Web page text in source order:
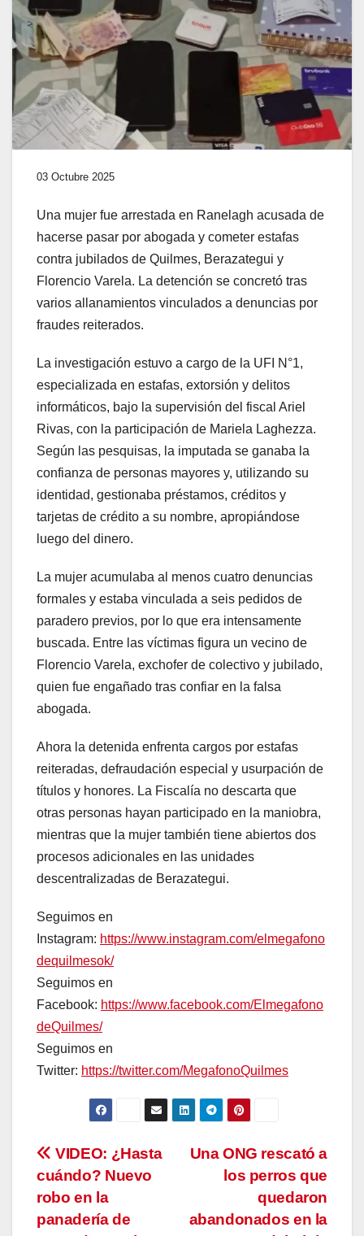
03 Octubre 2025
Una mujer fue arrestada en Ranelagh acusada de
hacerse pasar por abogada y cometer estafas
contra jubilados de Quilmes, Berazategui y
Florencio Varela. La detención se concretó tras
varios allanamientos vinculados a denuncias por
fraudes reiterados.
La investigación estuvo a cargo de la UFI N°1,
especializada en estafas, extorsión y delitos
informáticos, bajo la supervisión del fiscal Ariel
Rivas, con la participación de Mariela Laghezza.
Según las pesquisas, la imputada se ganaba la
confianza de personas mayores y, utilizando su
identidad, gestionaba préstamos, créditos y
tarjetas de crédito a su nombre, apropiándose
luego del dinero.
La mujer acumulaba al menos cuatro denuncias
formales y estaba vinculada a seis pedidos de
paradero previos, por lo que era intensamente
buscada. Entre las víctimas figura un vecino de
Florencio Varela, exchofer de colectivo y jubilado,
quien fue engañado tras confiar en la falsa
abogada.
Ahora la detenida enfrenta cargos por estafas
reiteradas, defraudación especial y usurpación de
títulos y honores. La Fiscalía no descarta que
otras personas hayan participado en la maniobra,
mientras que la mujer también tiene abiertos dos
procesos adicionales en las unidades
descentralizadas de Berazategui.
Seguimos en
Instagram: https://www.instagram.com/elmegafono
dequilmesok/
Seguimos en
Facebook: https://www.facebook.com/Elmegafono
deQuilmes/
Seguimos en
Twitter: https://twitter.com/MegafonoQuilmes
Navegación
de
entradas
Una ONG rescató a
los perros que
quedaron
abandonados en la
VIDEO: ¿Hasta
cuándo? Nuevo
robo en la
panadería de